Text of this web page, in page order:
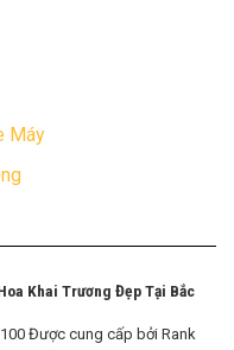
Máy
Khai Trương Đẹp Tại Bắc
Được cung cấp bởi Rank